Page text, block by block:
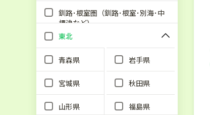
釧路･根室圏（釧路･根室･別海･中
標津など)
東北
青森県 岩手県
宮城県 秋田県
山形県 福島県